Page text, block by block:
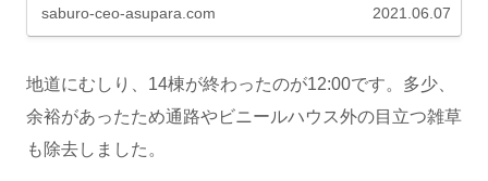
saburo-ceo-asupara.com 2021.06.07
地道にむしり、14棟が終わったのが12:00です。多少、
余裕があったため通路やビニールハウス外の目立つ雑草
も除去しました。